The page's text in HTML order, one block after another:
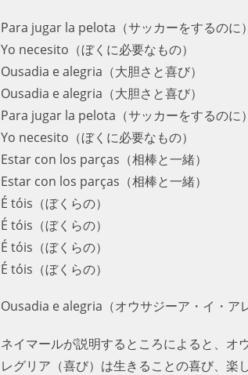
Para jugar la pelota（サッカーをするのに）
Yo necesito（ぼくに必要なもの）
Ousadia e alegria（大胆さと喜び）
Ousadia e alegria（大胆さと喜び）
Para jugar la pelota（サッカーをするのに）
Yo necesito（ぼくに必要なもの）
Estar con los parças（相棒と一緒）
Estar con los parças（相棒と一緒）
É tóis（ぼくらの）
É tóis（ぼくらの）
É tóis（ぼくらの）
É tóis（ぼくらの）
Ousadia e alegria（オウサジーア・イ・ア
ネイマールが説明するところによると、オ
レグリア（喜び）は生きることの喜び、楽